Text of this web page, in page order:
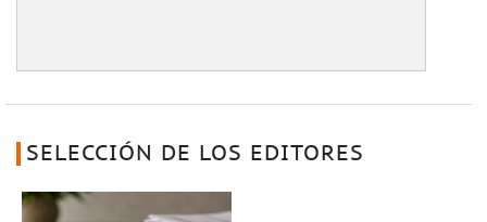
SELECCIÓN DE LOS EDITORES